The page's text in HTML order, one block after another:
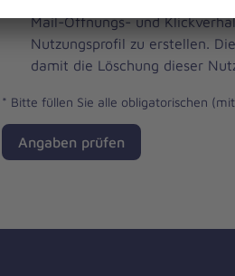
Newsletter
Checkbox
Mail-Öffnungs- und
Nutzungsprofil zu erstellen.
damit die Löschung dieser
* Bitte füllen Sie alle obligatorischen
Angaben prüfen